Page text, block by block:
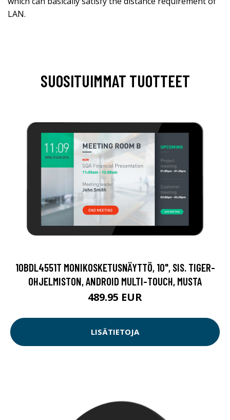
LAN.
SUOSITUIMMAT TUOTTEET
10BDL4551T MONIKOSKETUSNÄYTTÖ, 10", SIS. TIGER-
OHJELMISTON, ANDROID MULTI-TOUCH, MUSTA
489.95 EUR
LISÄTIETOJA